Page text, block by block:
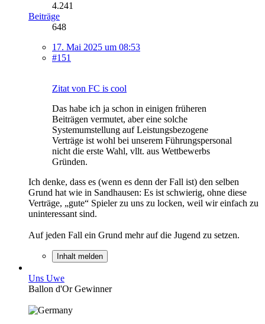
4.241
Beiträge
648
17. Mai 2025 um 08:53
#151
Zitat von FC is cool
Das habe ich ja schon in einigen früheren
Beiträgen vermutet, aber eine solche
Systemumstellung auf Leistungsbezogene
Verträge ist wohl bei unserem Führungspersonal
nicht die erste Wahl, vllt. aus Wettbewerbs
Gründen.
Ich denke, dass es (wenn es denn der Fall ist) den selben
Grund hat wie in Sandhausen: Es ist schwierig, ohne diese
Verträge, „gute“ Spieler zu uns zu locken, weil wir einfach zu
uninteressant sind.
Auf jeden Fall ein Grund mehr auf die Jugend zu setzen.
Inhalt melden
Uns Uwe
Ballon d'Or Gewinner